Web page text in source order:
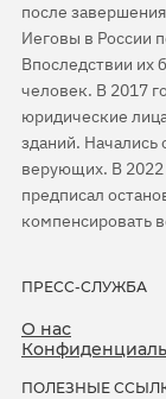
после
Иеговы в России
Впоследствии их
человек. В 2017
юридические
зданий. Начались
верующих. В 2022
предписал
компенсировать
ПРЕСС-СЛУЖБА
О нас
ПОЛЕЗНЫЕ